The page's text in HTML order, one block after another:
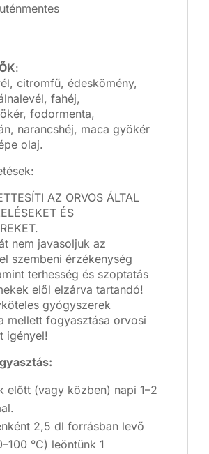
:
citromfű, édeskömény,
fahéj,
fodormenta,
narancshéj, maca gyökér
olaj.
AZ ORVOS ÁLTAL
ÉS
nem javasoljuk az
szembeni érzékenység
terhesség és szoptatás
elől elzárva tartandó!
gyógyszerek
mellett fogyasztása orvosi
igényel!
előtt (vagy közben) napi 1–2
2,5 dl forrásban levő
°C) leöntünk 1